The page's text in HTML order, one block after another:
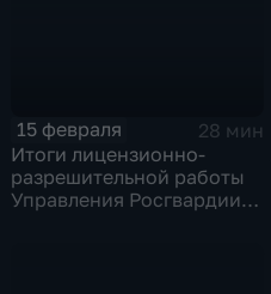
15 февраля
28 мин
Итоги лицензионно-
разрешительной работы
Управления Росгвардии